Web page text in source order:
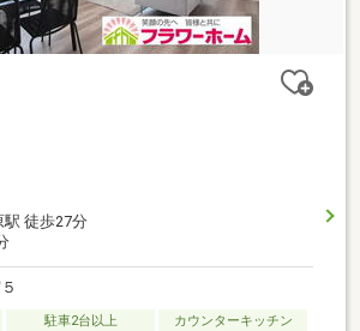
駅 徒歩27分
駐車2台以上 カウンターキッチン